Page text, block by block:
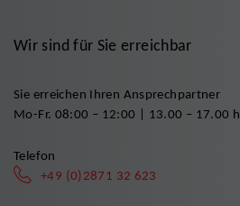
Wir sind für Sie erreichbar
Sie erreichen Ihren Ansprechpartner
Mo-Fr. 08:00 – 12:00 | 13.00 – 17.00 h
Telefon
+49 (0)2871 32 623